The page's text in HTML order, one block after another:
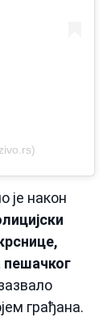
је након
пешачког
грађана.